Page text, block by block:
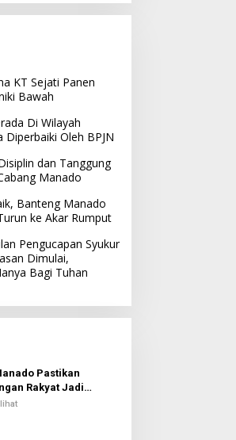
KT Sejati Panen
Bawah
Di Wilayah
Diperbaiki Oleh BPJN
dan Tanggung
Manado
Banteng Manado
ke Akar Rumput
Pengucapan Syukur
Dimulai,
Bagi Tuhan
Pastikan
Rakyat Jadi
Dalam Perjuangan